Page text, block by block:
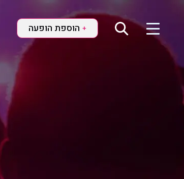
+ הוספת הופעה